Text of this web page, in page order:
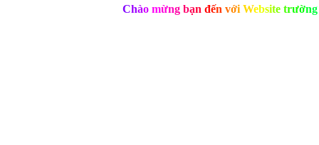
Chào mừng bạn đến với Website trường